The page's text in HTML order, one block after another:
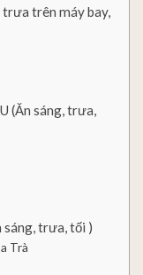
trên máy bay,
(Ăn sáng, trưa,
sáng, trưa, tối )
Trà